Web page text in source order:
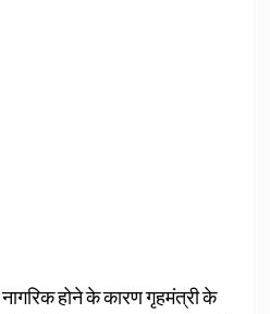
होने के कारण गृहमंत्री के